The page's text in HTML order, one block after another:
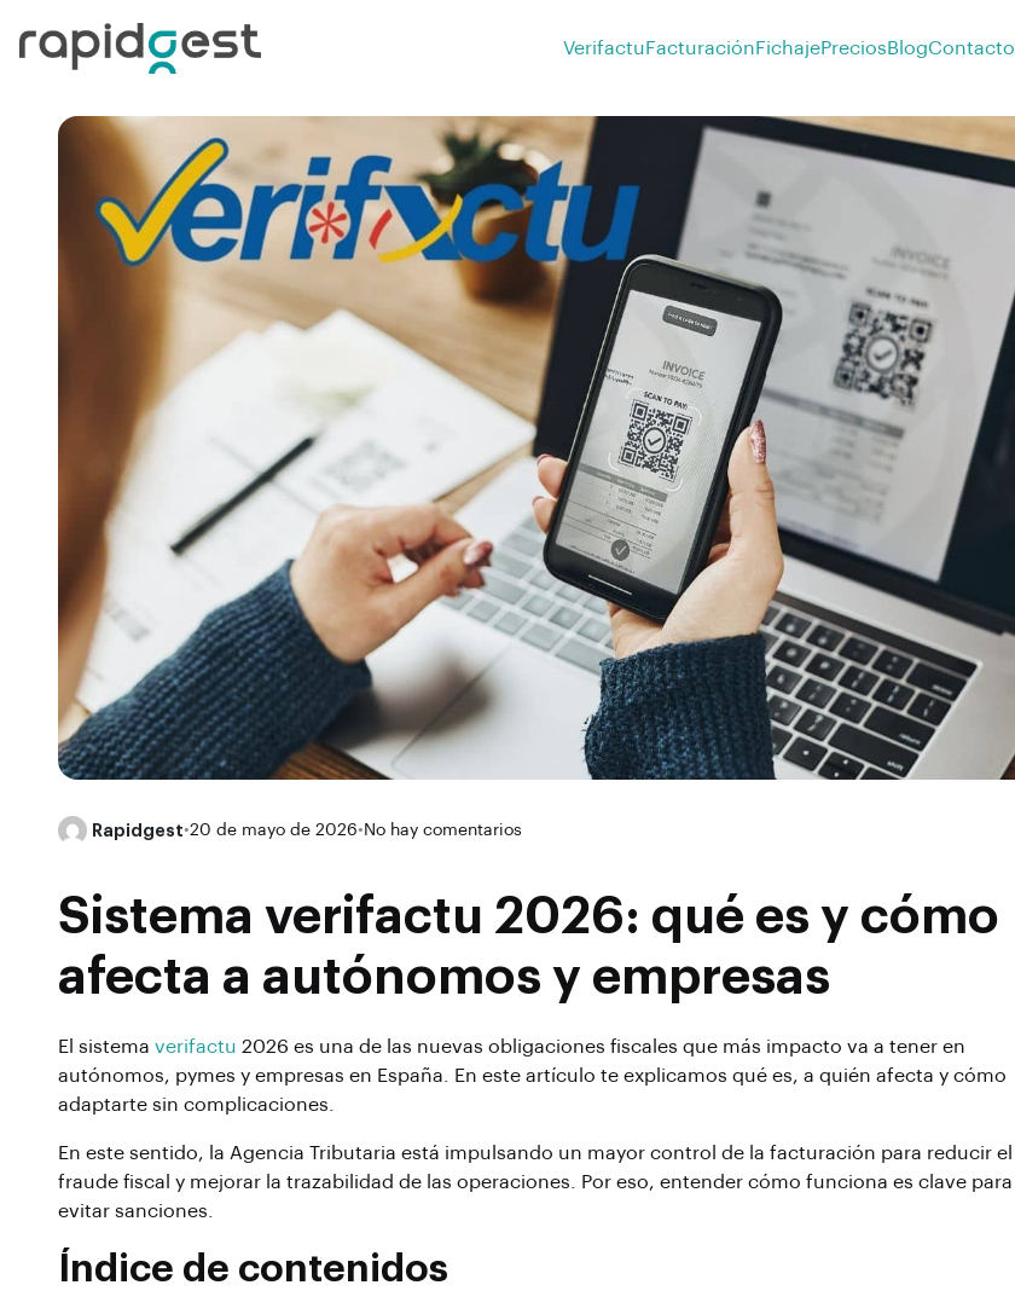
VerifactuFacturaciónFichajePreciosBlogContacto
Rapidgest•20 de mayo de 2026• No hay comentarios
Sistema verifactu 2026: qué es y cómo
afecta a autónomos y empresas
El sistema verifactu 2026 es una de las nuevas obligaciones fiscales que más impacto va a tener en
autónomos, pymes y empresas en España. En este artículo te explicamos qué es, a quién afecta y cómo
adaptarte sin complicaciones.
En este sentido, la Agencia Tributaria está impulsando un mayor control de la facturación para reducir el
fraude fiscal y mejorar la trazabilidad de las operaciones. Por eso, entender cómo funciona es clave para
evitar sanciones.
Índice de contenidos